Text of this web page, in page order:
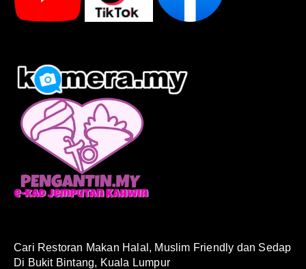
Cari Restoran Makan Halal, Muslim Friendly dan Sedap
Di Bukit Bintang, Kuala Lumpur